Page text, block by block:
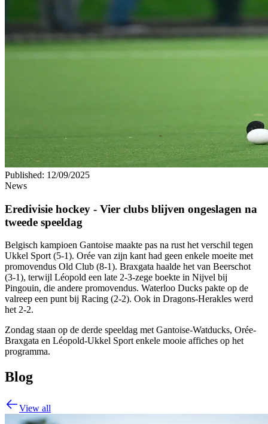
Published: 12/09/2025
News
Eredivisie hockey - Vier clubs blijven ongeslagen na
tweede speeldag
Belgisch kampioen Gantoise maakte pas na rust het verschil tegen
Ukkel Sport (5-1). Orée van zijn kant had geen enkele moeite met
promovendus Old Club (8-1). Braxgata haalde het van Beerschot
(3-1), terwijl Léopold een late 2-3-zege boekte in Nijvel bij
Pingouin, die andere promovendus. Waterloo Ducks pakte op de
valreep een punt bij Racing (2-2). Ook in Dragons-Herakles werd
het 2-2.
Zondag staan op de derde speeldag met Gantoise-Watducks, Orée-
Braxgata en Léopold-Ukkel Sport enkele mooie affiches op het
programma.
Blog
View all